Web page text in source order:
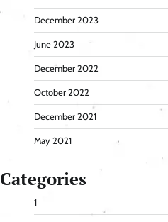
December 2023
June 2023
December 2022
October 2022
December 2021
May 2021
Categories
1